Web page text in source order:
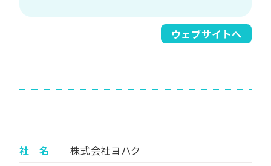
ウェブサイトへ
社 名
株式会社ヨハク